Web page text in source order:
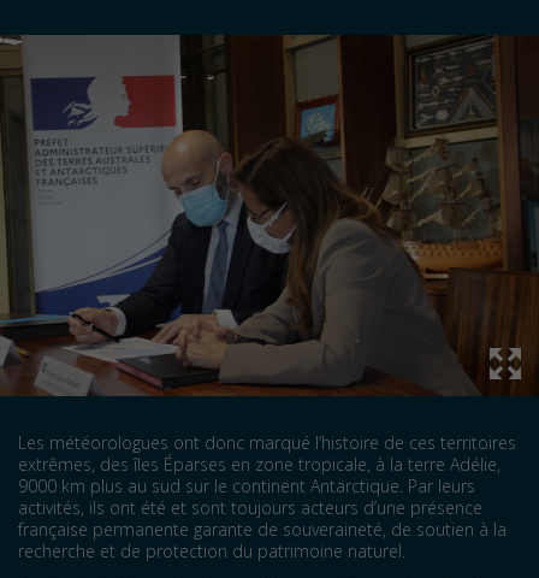
Les météorologues ont donc marqué l’histoire de ces territoires
extrêmes, des îles Éparses en zone tropicale, à la terre Adélie,
9000 km plus au sud sur le continent Antarctique. Par leurs
activités, ils ont été et sont toujours acteurs d’une présence
française permanente garante de souveraineté, de soutien à la
recherche et de protection du patrimoine naturel.